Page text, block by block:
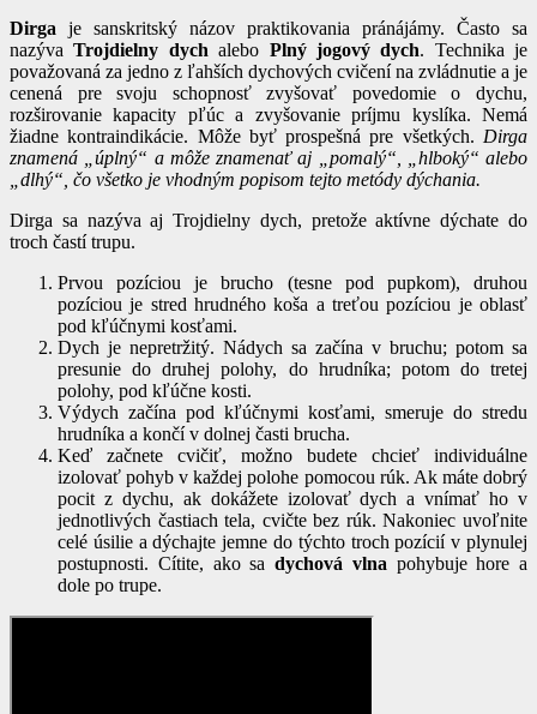
Dirga je sanskritský názov praktikovania pránájámy. Často sa
nazývaTrojdielny dych alebo Plný jogový dych. Technika je
považovaná za jedno z ľahších dychových cvičení na zvládnutie a je
cenená pre svoju schopnosť zvyšovať povedomie o dychu,
rozširovanie kapacity pľúc a zvyšovanie príjmu kyslíka. Nemá
žiadne kontraindikácie. Môže byť prospešná pre všetkých. Dirga
znamená „úplný“ a môže znamenať aj „pomalý“, „hlboký“ alebo
„dlhý“, čo všetko je vhodným popisom tejto metódy dýchania.
Dirga sa nazýva aj Trojdielny dych, pretože aktívne dýchate do
troch častí trupu.
Prvou pozíciou je brucho (tesne pod pupkom), druhou
pozíciou je stred hrudného koša a treťou pozíciou je oblasť
pod kľúčnymi kosťami.
Dych je nepretržitý. Nádych sa začína v bruchu; potom sa
presunie do druhej polohy, do hrudníka; potom do tretej
polohy, pod kľúčne kosti.
Výdych začína pod kľúčnymi kosťami, smeruje do stredu
hrudníka a končí v dolnej časti brucha.
Keď začnete cvičiť, možno budete chcieť individuálne
izolovať pohyb v každej polohe pomocou rúk. Ak máte dobrý
pocit z dychu, ak dokážete izolovať dych a vnímať ho v
jednotlivých častiach tela, cvičte bez rúk. Nakoniec uvoľnite
celé úsilie a dýchajte jemne do týchto troch pozícií v plynulej
postupnosti. Cítite, ako sa dychová vlna pohybuje hore a
dole po trupe.